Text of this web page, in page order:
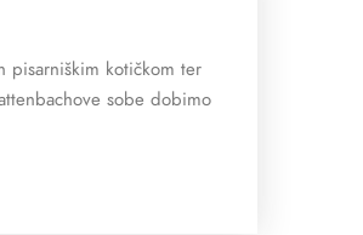
pisarniškim kotičkom ter
sobe dobimo